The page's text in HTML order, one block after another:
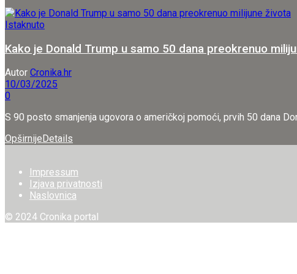
Istaknuto
Kako je Donald Trump u samo 50 dana preokrenuo
Autor Cronika.hr
10/03/2025
0
S 90 posto smanjenja ugovora o američkoj pomoći, prvih 50 dana
Opširnije Details
Impressum
Izjava privatnosti
Naslovnica
© 2024 Cronika portal